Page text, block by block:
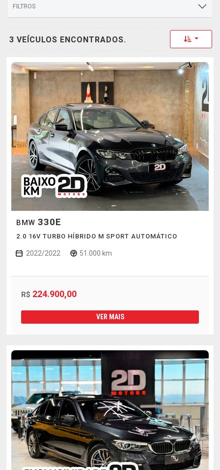
FILTROS
3 VEÍCULOS ENCONTRADOS. Toggle
BMW 330E
2.0 16V TURBO HÍBRIDO M SPORT AUTOMÁTICO
2022/2022 51.000 km
R$ 224.900,00
VER MAIS